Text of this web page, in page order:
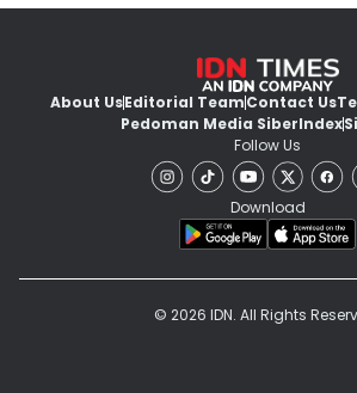
About UsEditorial TeamContact Us
Pedoman Media SiberIndex
Follow Us
Download
© 2026 IDN. All Rights